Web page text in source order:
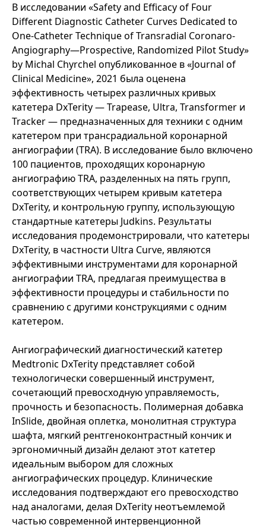
В исследовании «Safety and Efficacy of Four
Different Diagnostic Catheter Curves Dedicated to
One-Catheter Technique of Transradial Coronaro-
Angiography—Prospective, Randomized Pilot Study»
by Michal Chyrchel опубликованное в «Journal of
Clinical Medicine», 2021 была оценена
эффективность четырех различных кривых
катетера DxTerity — Trapease, Ultra, Transformer и
Tracker — предназначенных для техники с одним
катетером при трансрадиальной коронарной
ангиографии (TRA). В исследование было включено
100 пациентов, проходящих коронарную
ангиографию TRA, разделенных на пять групп,
соответствующих четырем кривым катетера
DxTerity, и контрольную группу, использующую
стандартные катетеры Judkins. Результаты
исследования продемонстрировали, что катетеры
DxTerity, в частности Ultra Curve, являются
эффективными инструментами для коронарной
ангиографии TRA, предлагая преимущества в
эффективности процедуры и стабильности по
сравнению с другими конструкциями с одним
катетером.
Ангиографический диагностический катетер
Medtronic DxTerity представляет собой
технологически совершенный инструмент,
сочетающий превосходную управляемость,
прочность и безопасность. Полимерная добавка
InSlide, двойная оплетка, монолитная структура
шафта, мягкий рентгеноконтрастный кончик и
эргономичный дизайн делают этот катетер
идеальным выбором для сложных
ангиографических процедур. Клинические
исследования подтверждают его превосходство
над аналогами, делая DxTerity неотъемлемой
частью современной интервенционной